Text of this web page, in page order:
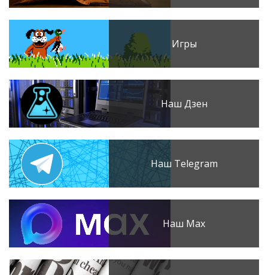
Игры
Наш Дзен
Наш Telegram
Наш Max